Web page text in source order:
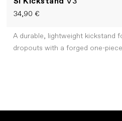
34,90 €
A durable, lightweight kickstand
dropouts with a forged one-